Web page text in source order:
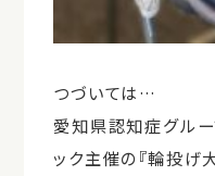
つづいては…
愛知県認知症グル
ック主催の『輪投げ大